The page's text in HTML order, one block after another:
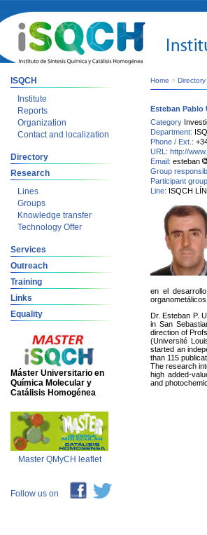
ISQCH
Institute
Reports
Organization
Contact and localization
Directory
Research
Lines
Groups
Knowledge transfer
Technology Offer
Services
Outreach
Training
Links
Equality
Máster Universitario en
Química Molecular y
Catálisis Homogénea
Master QMyCH leaflet
Follow us on
Home > Directory
Esteban Pablo
Category
Department:
Phone / Ext.:
URL: http://
Email: esteban
Group
Participant
Line: ISQCH
en el
Dr. Esteban P.
in San
direction of
(Université
started an
than 115
The research
high added-
and